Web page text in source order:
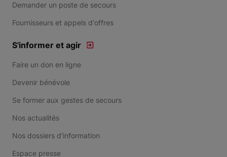
Demander un poste de secours
Fournisseurs et appels d'offres
S'informer et agir
Faire un don en ligne
Devenir bénévole
Se former aux gestes de secours
Nos actualités
Nos dossiers d'information
Espace presse